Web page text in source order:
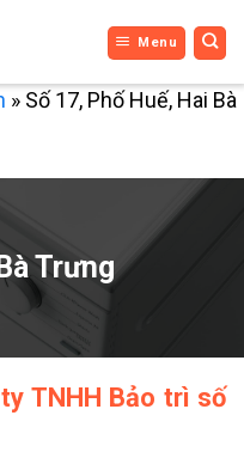
Menu
» Số 17, Phố Huế, Hai Bà
Trưng
TNHH Bảo trì số